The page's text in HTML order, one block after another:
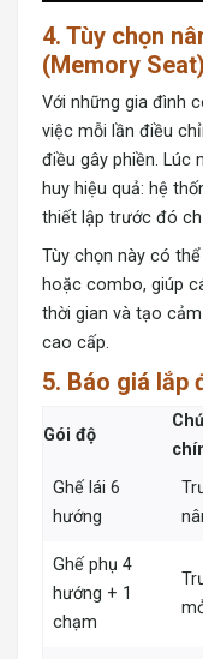
4. Tùy chọn
(Memory Seat)
Với những gia đình
việc mỗi lần điều
điều gây phiền. Lúc
huy hiệu quả: hệ
thiết lập trước đó
Tùy chọn này có
hoặc combo, giúp
thời gian và tạo
cao cấp.
5. Báo giá lắp
Gói độ
Ghế lái 6
hướng
Ghế phụ 4
hướng + 1
chạm